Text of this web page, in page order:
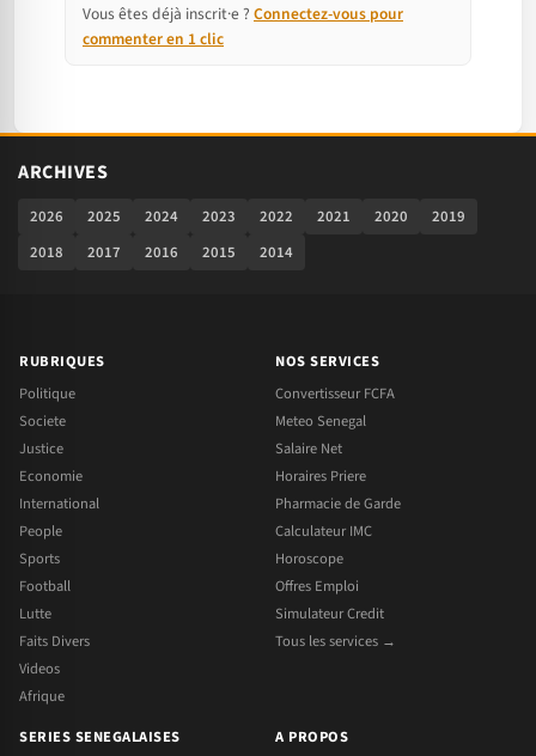
Vous êtes déjà inscrit·e ? Connectez-vous pour
commenter en 1 clic
ARCHIVES
2026 2025 2024 2023 2022 2021 2020
2019
2018
2017 2016 2015 2014
RUBRIQUES
Politique
Societe
Justice
Economie
International
People
Sports
Football
Lutte
Faits Divers
Videos
Afrique
NOS SERVICES
Convertisseur FCFA
Meteo Senegal
Salaire Net
Horaires Priere
Pharmacie de Garde
Calculateur IMC
Horoscope
Offres Emploi
Simulateur Credit
Tous les services →
SERIES SENEGALAISES
A PROPOS